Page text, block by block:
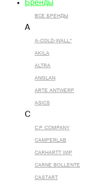
Бренды
ВСЕ БРЕНДЫ
A
A-COLD-WALL*
AKILA
ALTRA
ANGLAN
ARTE ANTWERP
ASICS
C
C.P. COMPANY
CAMPERLAB
CARHARTT WIP
CARNE BOLLENTE
CASTART